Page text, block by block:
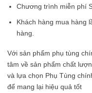
Chương trình miễn phí
Khách hàng mua hàng
hàng.
Với sản phẩm phụ tùng
tâm về sản phẩm chất
và lựa chọn Phụ Tùng
để mang lại hiệu quả tốt